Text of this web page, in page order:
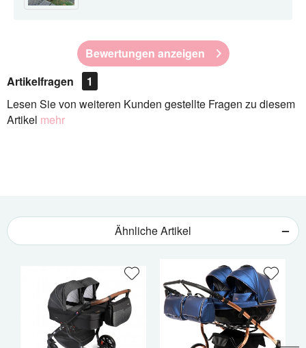
Bewertungen anzeigen
Artikelfragen
1
Lesen Sie von weiteren Kunden gestellte Fragen zu diesem
Artikel mehr
Ähnliche Artikel